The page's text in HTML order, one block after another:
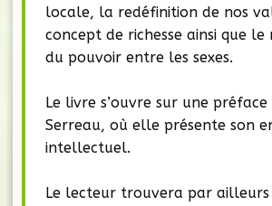
locale, la redéfinition de nos
concept de richesse ainsi que le
du pouvoir entre les sexes.
Le livre s’ouvre sur une préface
Serreau, où elle présente son
intellectuel.
Le lecteur trouvera par